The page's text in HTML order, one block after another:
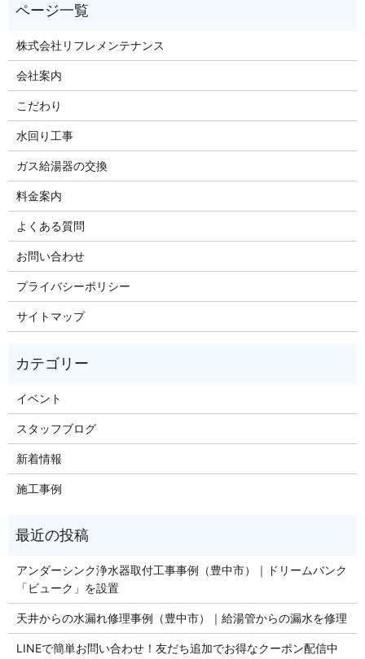
株式会社リフレメンテナンス
会社案内
こだわり
水回り工事
ガス給湯器の交換
料金案内
よくある質問
お問い合わせ
プライバシーポリシー
サイトマップ
イベント
スタッフブログ
新着情報
施工事例
アンダーシンク浄水器取付工事事例（豊中市）｜ドリームバンク
「ビューク」を設置
天井からの水漏れ修理事例（豊中市）｜給湯管からの漏水を修理
LINEで簡単お問い合わせ！友だち追加でお得なクーポン配信中